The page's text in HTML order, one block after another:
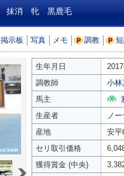
抹消 牝 黒鹿毛
掲示板 写真 メモ 調教
生年月日
調教師
小林
馬主
生産者
ノ
産地
安平
セリ取引価格
獲得賞金 (中央)